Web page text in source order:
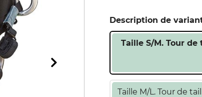
Description de
Taille S/M. Tour de
Taille M/L. Tour de